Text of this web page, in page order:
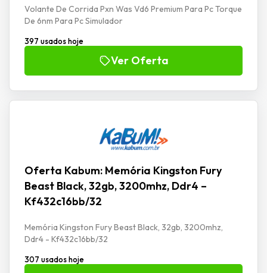
Volante De Corrida Pxn Was Vd6 Premium Para Pc Torque
De 6nm Para Pc Simulador
397 usados hoje
Ver Oferta
Oferta Kabum: Memória Kingston Fury
Beast Black, 32gb, 3200mhz, Ddr4 –
Kf432c16bb/32
Memória Kingston Fury Beast Black, 32gb, 3200mhz,
Ddr4 - Kf432c16bb/32
307 usados hoje